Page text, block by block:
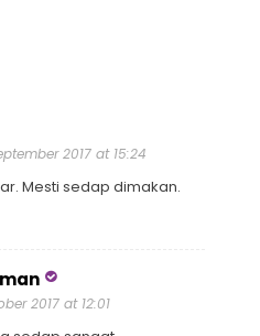
2017 at 15:24
Mesti sedap dimakan.
2017 at 12:01